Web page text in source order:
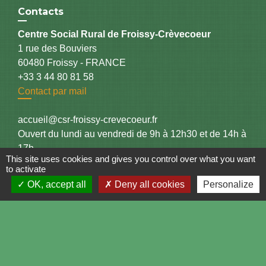
Contacts
Centre Social Rural de Froissy-Crèvecoeur
1 rue des Bouviers
60480 Froissy - FRANCE
+33 3 44 80 81 58
Contact par mail
accueil@csr-froissy-crevecoeur.fr
Ouvert du lundi au vendredi de 9h à 12h30 et de 14h à
17h
This site uses cookies and gives you control over what you want
to activate
OK, accept all
Deny all cookies Personalize